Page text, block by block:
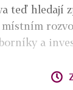
teď hledají
a